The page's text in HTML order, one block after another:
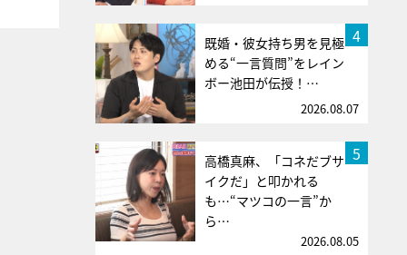
4
既婚・彼女持ち男を見極
める“一言質問”をレイン
ボー池田が伝授！…
2026.08.07
5
高橋真麻、「コネだブサ
イクだ」と叩かれる
も…“マツコの一言”か
ら…
2026.08.05